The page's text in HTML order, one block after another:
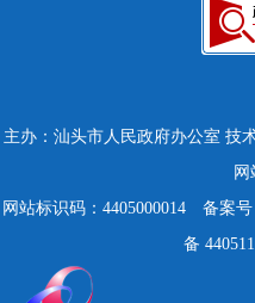
主办：汕头市人民政府办公室 技
网
网站标识码：4405000014
备案号
备